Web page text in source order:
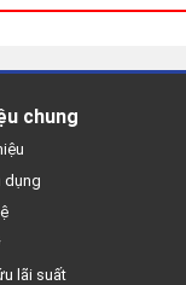
chung
dụng
lãi suất